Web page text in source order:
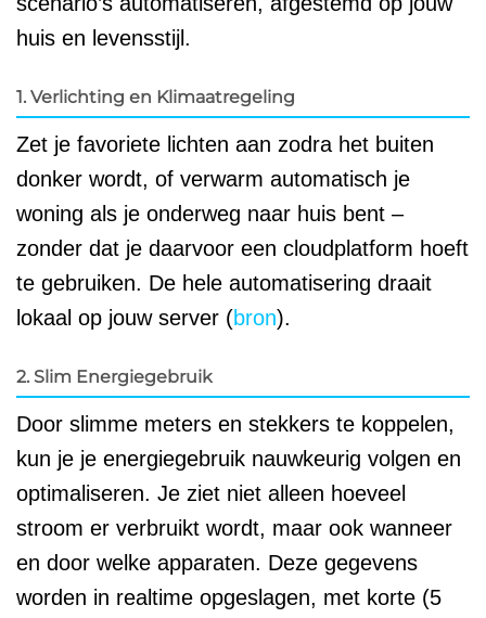
huis en levensstijl.
1. Verlichting en Klimaatregeling
Zet je favoriete lichten aan zodra het buiten
donker wordt, of verwarm automatisch je
woning als je onderweg naar huis bent –
zonder dat je daarvoor een cloudplatform hoeft
te gebruiken. De hele automatisering draait
lokaal op jouw server (bron).
2. Slim Energiegebruik
Door slimme meters en stekkers te koppelen,
kun je je energiegebruik nauwkeurig volgen en
optimaliseren. Je ziet niet alleen hoeveel
stroom er verbruikt wordt, maar ook wanneer
en door welke apparaten. Deze gegevens
worden in realtime opgeslagen, met korte (5